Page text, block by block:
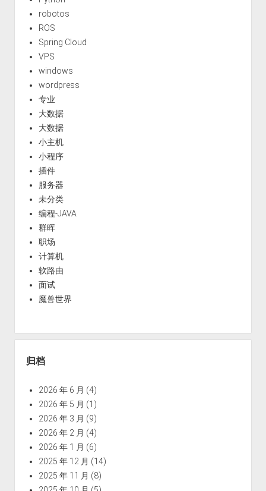
robotos
ROS
Spring Cloud
VPS
windows
wordpress
专业
大数据
大数据
小主机
小程序
插件
服务器
未分类
编程-JAVA
群晖
职场
计算机
软路由
面试
魔兽世界
归档
2026 年 6 月 (4)
2026 年 5 月 (1)
2026 年 3 月 (9)
2026 年 2 月 (4)
2026 年 1 月 (6)
2025 年 12 月 (14)
2025 年 11 月 (8)